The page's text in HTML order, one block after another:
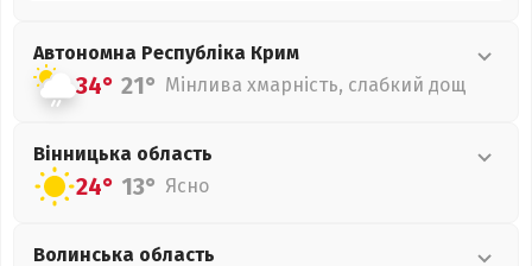
Автономна Республіка Крим
34° 21° Мінлива хмарність, слабкий дощ
Вінницька область
24° 13° Ясно
Волинська область